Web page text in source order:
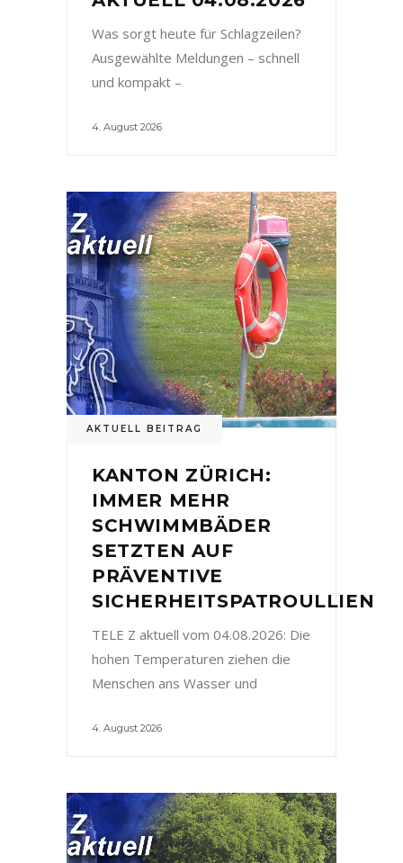
Was sorgt heute für Schlagzeilen?
Ausgewählte Meldungen – schnell
und kompakt –
4. August 2026
AKTUELL BEITRAG
KANTON ZÜRICH:
IMMER MEHR
SCHWIMMBÄDER
SETZTEN AUF
PRÄVENTIVE
SICHERHEITSPATROULLIEN
TELE Z aktuell vom 04.08.2026: Die
hohen Temperaturen ziehen die
Menschen ans Wasser und
4. August 2026